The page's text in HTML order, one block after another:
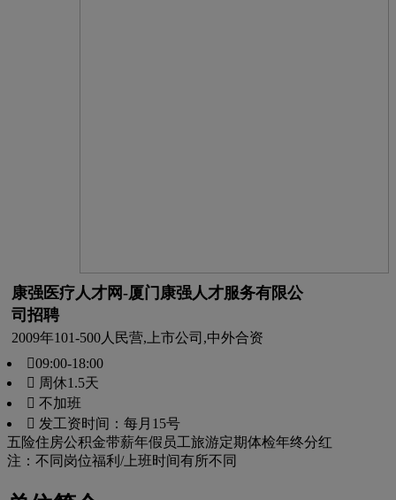
康强医疗人才网-厦门康强人才服务有限公
司招聘
2009年101-500人 民营,上市公司,中外合资
09:00-18:00
 周休1.5天
 不加班
 发工资时间：每月15号
五险住房公积金带薪年假 员工旅游定期体检年终分红
注：不同岗位福利/上班时间有所不同